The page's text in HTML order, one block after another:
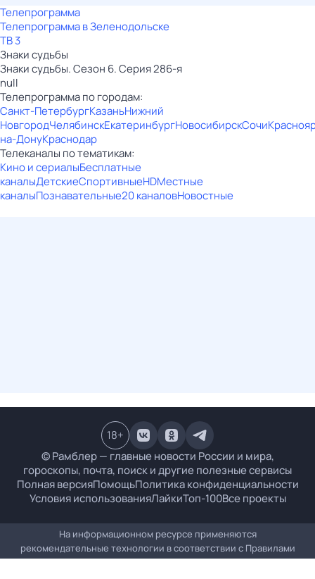
Телепрограмма
Телепрограмма в Зеленодольске
ТВ 3
Знаки cyдьбы
Знаки cyдьбы. Сезон 6. Серия 286-я
null
Телепрограмма по городам:
Санкт-ПетербургКазаньНижний
НовгородЧелябинскЕкатеринбургНовосибирскСочи
на-ДонуКраснодар
Телеканалы по тематикам:
Кино и сериалыБесплатные
каналыДетскиеСпортивныеHDМестные
каналыПознавательные20 каналовНовостные
© Рамблер — главные новости России и мира,
гороскопы, почта, поиск и другие полезные сервисы
Полная версияПомощьПолитика конфиденциальности
Условия использованияЛайкиТоп-100Все проекты
18+
На информационном ресурсе применяются
рекомендательные технологии в соответствии с Правилами